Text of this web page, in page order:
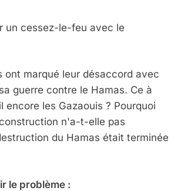
un cessez-le-feu avec le
marqué leur désaccord avec
guerre contre le Hamas. Ce à
les Gazaouis ? Pourquoi
n'a-t-elle pas
du Hamas était terminée
le problème :